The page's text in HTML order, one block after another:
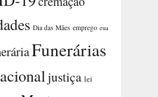
Dia das Mães emprego eua
Funerárias
justiça lei